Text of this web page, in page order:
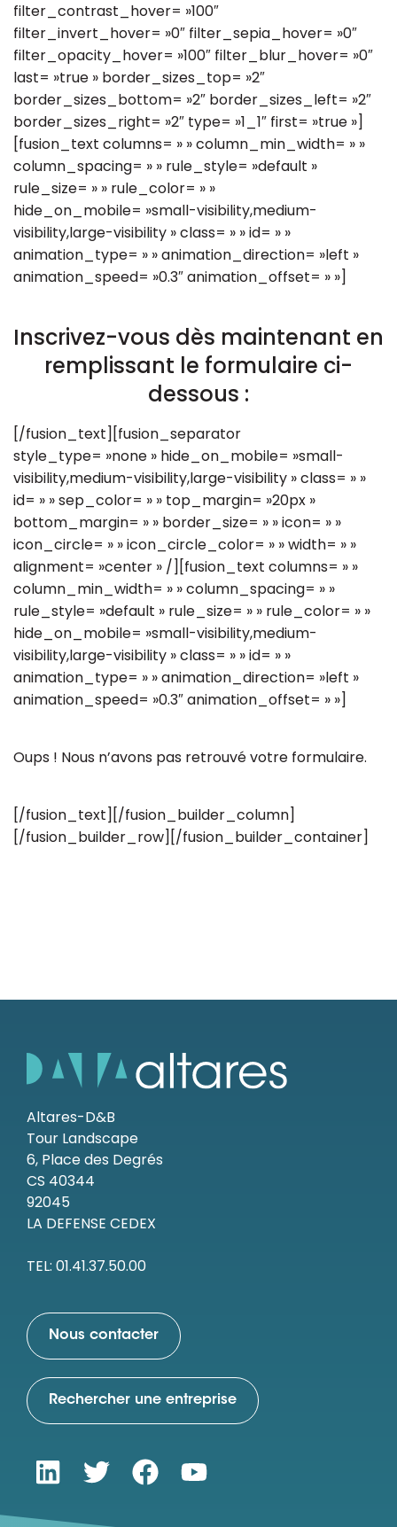
filter_contrast_hover= »100″
filter_invert_hover= »0″ filter_sepia_hover= »0″
filter_opacity_hover= »100″ filter_blur_hover= »0″
last= »true » border_sizes_top= »2″
border_sizes_bottom= »2″ border_sizes_left= »2″
border_sizes_right= »2″ type= »1_1″ first= »true »]
[fusion_text columns= » » column_min_width= » »
column_spacing= » » rule_style= »default »
rule_size= » » rule_color= » »
hide_on_mobile= »small-visibility,medium-
visibility,large-visibility » class= » » id= » »
animation_type= » » animation_direction= »left »
animation_speed= »0.3″ animation_offset= » »]
Inscrivez-vous dès maintenant en
remplissant le formulaire ci-
dessous :
[/fusion_text][fusion_separator
style_type= »none » hide_on_mobile= »small-
visibility,medium-visibility,large-visibility » class= » »
id= » » sep_color= » » top_margin= »20px »
bottom_margin= » » border_size= » » icon= » »
icon_circle= » » icon_circle_color= » » width= » »
alignment= »center » /][fusion_text columns= » »
column_min_width= » » column_spacing= » »
rule_style= »default » rule_size= » » rule_color= » »
hide_on_mobile= »small-visibility,medium-
visibility,large-visibility » class= » » id= » »
animation_type= » » animation_direction= »left »
animation_speed= »0.3″ animation_offset= » »]
Oups ! Nous n’avons pas retrouvé votre formulaire.
[/fusion_text][/fusion_builder_column]
[/fusion_builder_row][/fusion_builder_container]
Altares-D&B
Tour Landscape
6, Place des Degrés
CS 40344
92045
LA DEFENSE CEDEX
TEL: 01.41.37.50.00
Nous contacter
Rechercher une entreprise